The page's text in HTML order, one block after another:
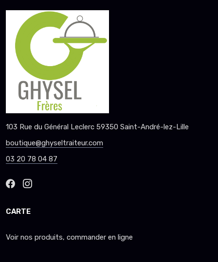
103 Rue du Général Leclerc 59350 Saint-André-lez-Lille
boutique@ghyseltraiteur.com
03 20 78 04 87
CARTE
Voir nos produits, commander en ligne